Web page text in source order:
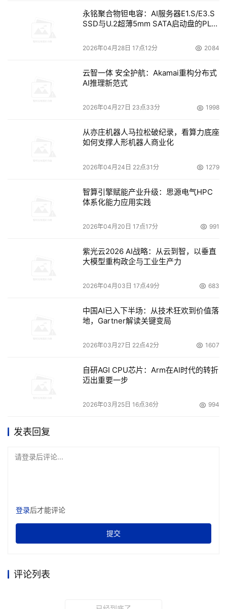
永铭聚合物钽电容：AI服务器E1.S/E3.S
SSD与U.2超薄5mm SATA启动盘的PLP
2026年04月28日 17点12分 2084
云智一体 安全护航：Akamai重构分布式
AI推理新范式
2026年04月27日 23点33分 1998
从亦庄机器人马拉松破纪录，看算力底座
如何支撑人形机器人商业化
2026年04月24日 22点31分 1279
智算引擎赋能产业升级：思源电气HPC
体系化能力应用实践
2026年04月20日 17点17分 991
紫光云2026 AI战略：从云到智，以垂直
大模型重构政企与工业生产力
2026年04月03日 17点49分 683
中国AI已入下半场：从技术狂欢到价值落
地，Gartner解读关键变局
2026年03月27日 22点42分 1607
自研AGI CPU芯片：Arm在AI时代的转折
迈出重要一步
2026年03月25日 16点36分 994
发表回复
请登录后评论...
登录后才能评论
提交
评论列表